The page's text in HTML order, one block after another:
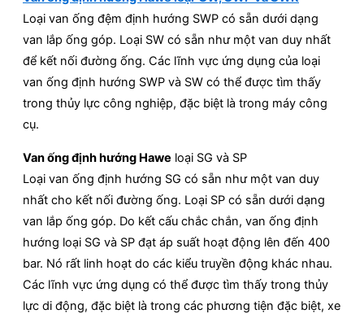
Loại van ống đệm định hướng SWP có sẵn dưới dạng
van lắp ống góp. Loại SW có sẵn như một van duy nhất
để kết nối đường ống. Các lĩnh vực ứng dụng của loại
van ống định hướng SWP và SW có thể được tìm thấy
trong thủy lực công nghiệp, đặc biệt là trong máy công
cụ.
Van ống định hướng Hawe loại SG và SP
Loại van ống định hướng SG có sẵn như một van duy
nhất cho kết nối đường ống. Loại SP có sẵn dưới dạng
van lắp ống góp. Do kết cấu chắc chắn, van ống định
hướng loại SG và SP đạt áp suất hoạt động lên đến 400
bar. Nó rất linh hoạt do các kiểu truyền động khác nhau.
Các lĩnh vực ứng dụng có thể được tìm thấy trong thủy
lực di động, đặc biệt là trong các phương tiện đặc biệt, xe